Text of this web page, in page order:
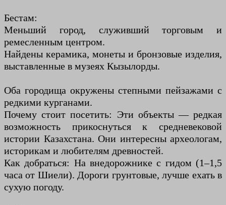
Бестам:
Меньший город, служивший торговым и
ремесленным центром.
Найдены керамика, монеты и бронзовые изделия,
выставленные в музеях Кызылорды.
Оба городища окружены степными пейзажами с
редкими курганами.
Почему стоит посетить: Эти объекты — редкая
возможность прикоснуться к средневековой
истории Казахстана. Они интересны археологам,
историкам и любителям древностей.
Как добраться: На внедорожнике с гидом (1–1,5
часа от Шиели). Дороги грунтовые, лучше ехать в
сухую погоду.